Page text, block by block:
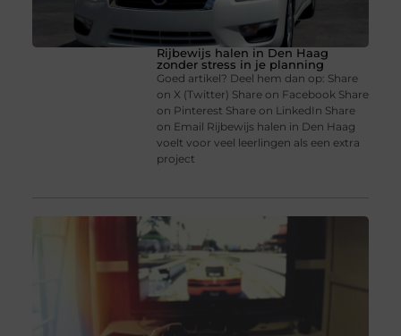
Rijbewijs halen in Den Haag
zonder stress in je planning
Goed artikel? Deel hem dan op: Share
on X (Twitter) Share on Facebook Share
on Pinterest Share on LinkedIn Share
on Email Rijbewijs halen in Den Haag
voelt voor veel leerlingen als een extra
project